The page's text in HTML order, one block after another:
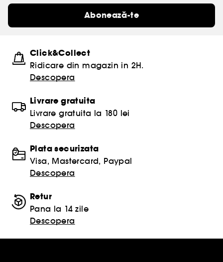
Abonează-te
Click&Collect
Ridicare din magazin in 2H.
Descopera
Livrare gratuita
Livrare gratuita la 180 lei
Descopera
Plata securizata
Visa, Mastercard, Paypal
Descopera
Retur
Pana la 14 zile
Descopera